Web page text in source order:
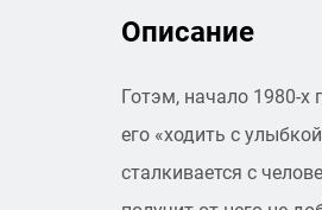
Описание
Готэм, начало 1980-х
его «ходить с
сталкивается с